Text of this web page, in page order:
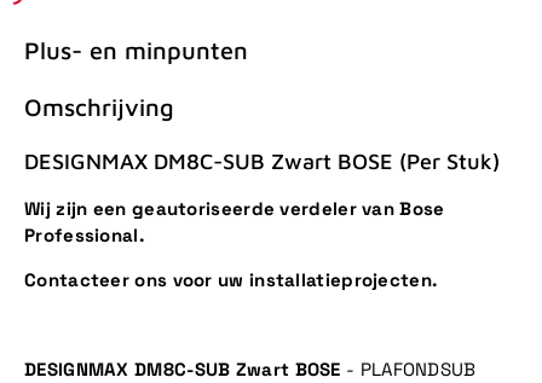
Plus- en minpunten
Omschrijving
DESIGNMAX DM8C-SUB Zwart BOSE (Per Stuk)
Wij zijn een geautoriseerde verdeler van Bose
Professional.
Contacteer ons voor uw installatieprojecten.
DESIGNMAX DM8C-SUB Zwart BOSE - PLAFONDSUB